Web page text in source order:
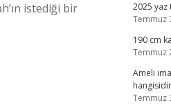
istediği bir
2025
Temmuz
190 cm
Temmuz
Ameli
Temmuz